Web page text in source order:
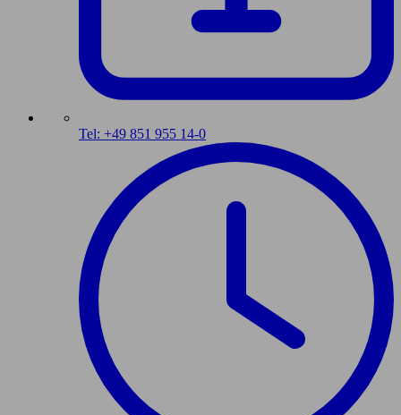
Tel: +49 851 955 14-0